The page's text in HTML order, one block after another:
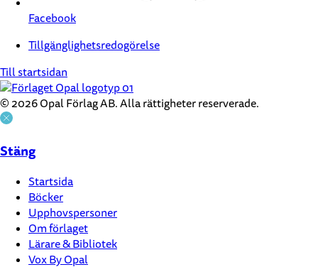
Facebook
Tillgänglighetsredogörelse
Till startsidan
© 2026 Opal Förlag AB. Alla rättigheter reserverade.
Stäng
Startsida
Böcker
Upphovspersoner
Om förlaget
Lärare & Bibliotek
Vox By Opal